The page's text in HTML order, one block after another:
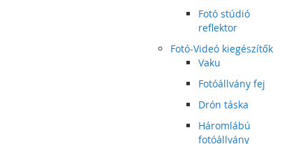
Fotó stúdió
reflektor
Fotó-Videó kiegészítők
Vaku
Fotóállvány fej
Drón táska
Háromlábú
fotóállvány